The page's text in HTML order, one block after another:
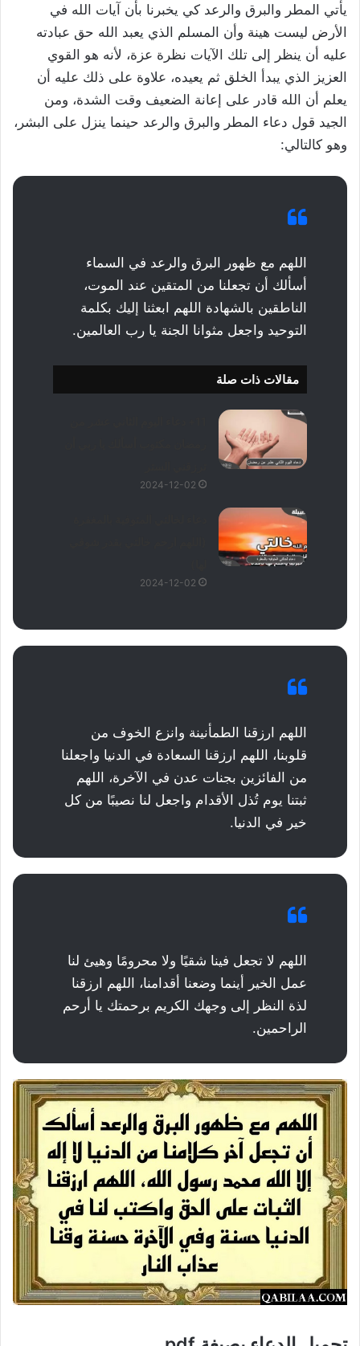
يأتي المطر والبرق والرعد كي يخبرنا بأن آيات الله في
الأرض ليست هينة وأن المسلم الذي يعبد الله حق عبادته
عليه أن ينظر إلى تلك الآيات نظرة عزة، لأنه هو القوي
العزيز الذي يبدأ الخلق ثم يعيده، علاوة على ذلك عليه أن
يعلم أن الله قادر على إعانة الضعيف وقت الشدة، ومن
الجيد قول دعاء المطر والبرق والرعد حينما ينزل على البشر،
وهو كالتالي:
اللهم مع ظهور البرق والرعد في السماء
أسألك أن تجعلنا من المتقين عند الموت،
الناطقين بالشهادة اللهم ابعثنا إليك بكلمة
التوحيد واجعل مثوانا الجنة يا رب العالمين.
مقالات ذات صلة
2024-12-02
2024-12-02
اللهم ارزقنا الطمأنينة وانزع الخوف من
قلوبنا، اللهم ارزقنا السعادة في الدنيا واجعلنا
من الفائزين بجنات عدن في الآخرة، اللهم
ثبتنا يوم تُذل الأقدام واجعل لنا نصيبًا من كل
خير في الدنيا.
اللهم لا تجعل فينا شقيًا ولا محرومًا وهيئ لنا
عمل الخير أينما وضعنا أقدامنا، اللهم ارزقنا
لذة النظر إلى وجهك الكريم برحمتك يا أرحم
الراحمين.